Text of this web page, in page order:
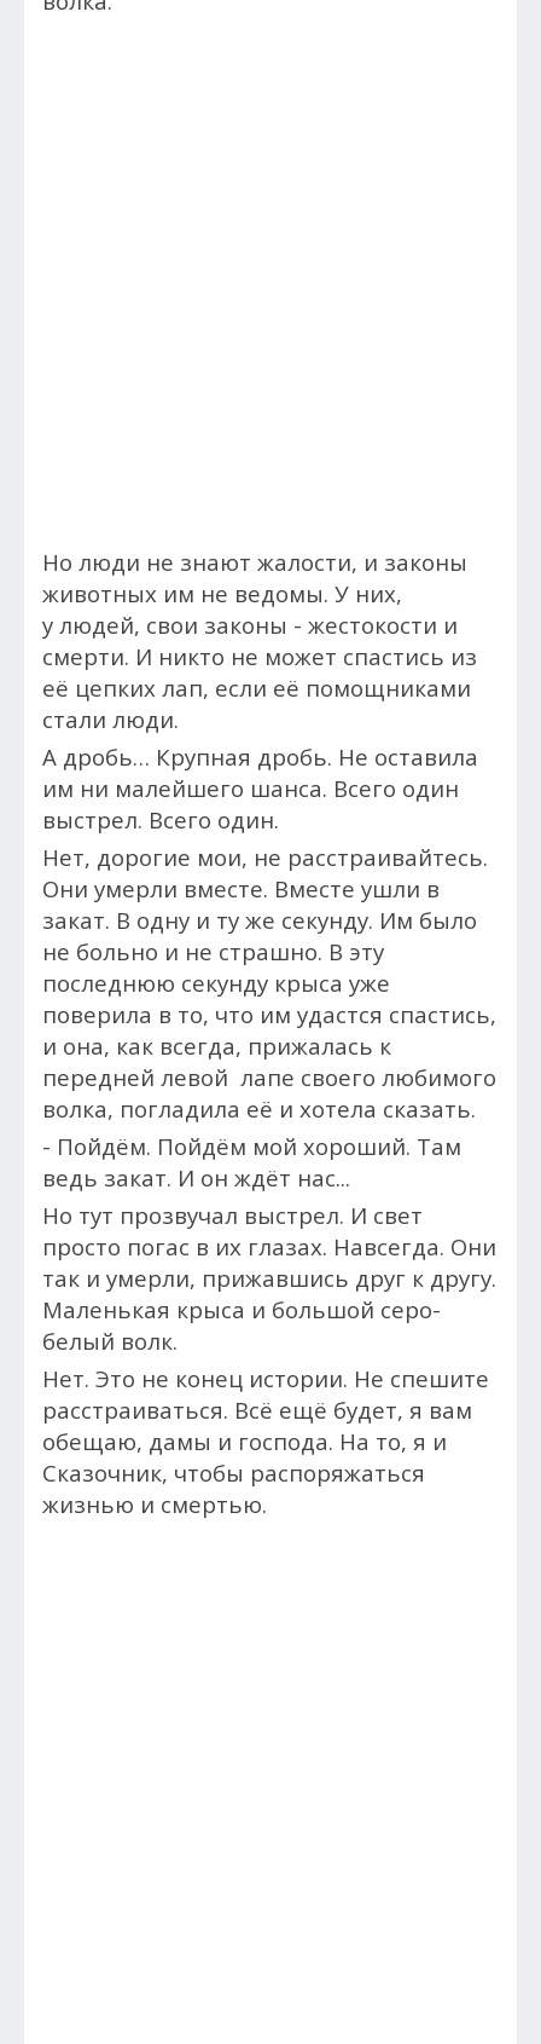
Но люди не знают жалости, и законы
животных им не ведомы. У них,
у людей, свои законы - жестокости и
смерти. И никто не может спастись из
её цепких лап, если её помощниками
стали люди.
А дробь… Крупная дробь. Не оставила
им ни малейшего шанса. Всего один
выстрел. Всего один.
Нет, дорогие мои, не расстраивайтесь.
Они умерли вместе. Вместе ушли в
закат. В одну и ту же секунду. Им было
не больно и не страшно. В эту
последнюю секунду крыса уже
поверила в то, что им удастся спастись,
и она, как всегда, прижалась к
передней левой лапе своего любимого
волка, погладила её и хотела сказать.
- Пойдём. Пойдём мой хороший. Там
ведь закат. И он ждёт нас...
Но тут прозвучал выстрел. И свет
просто погас в их глазах. Навсегда. Они
так и умерли, прижавшись друг к другу.
Маленькая крыса и большой серо-
белый волк.
Нет. Это не конец истории. Не спешите
расстраиваться. Всё ещё будет, я вам
обещаю, дамы и господа. На то, я и
Сказочник, чтобы распоряжаться
жизнью и смертью.